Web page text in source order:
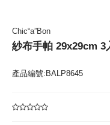
Chic“a”Bon
紗布手帕 29x29cm 3
產品編號:BALP8645